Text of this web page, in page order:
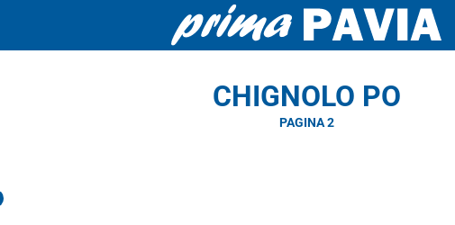
CHIGNOLO PO
PAGINA 2